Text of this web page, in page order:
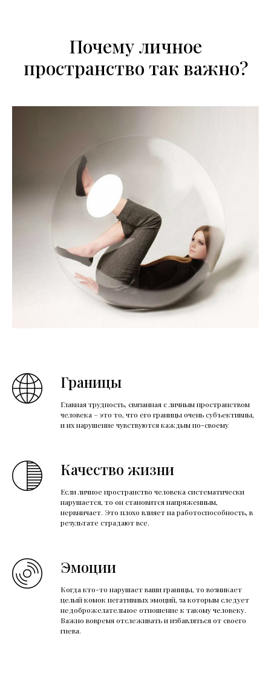
Почему личное
пространство так важно?
Границы
Главная трудность, связанная с личным пространством
человека – это то, что его границы очень субъективны,
и их нарушение чувствуются каждым по-своему
Качество жизни
Если личное пространство человека систематически
нарушается, то он становится напряженным,
нервничает. Это плохо влияет на работоспособность, в
результате страдают все.
Эмоции
Когда кто-то нарушает ваши границы, то возникает
целый комок негативных эмоций, за которым следует
недоброжелательное отношение к такому человеку.
Важно вовремя отслеживать и избавляться от своего
гнева.